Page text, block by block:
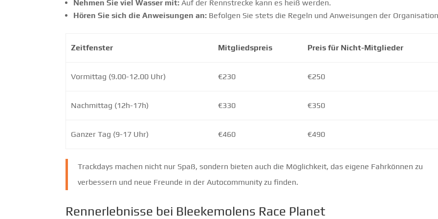
Nehmen Sie viel Wasser mit: Auf der Rennstrecke kann es heiß werden.
Hören Sie sich die Anweisungen an: Befolgen Sie stets die Regeln und Anweisungen der
Zeitfenster Mitgliedspreis Preis für Nicht-Mitglieder
Vormittag (9.00-12.00 Uhr) €230 €250
Nachmittag (12h-17h) €330 €350
Ganzer Tag (9-17 Uhr) €460 €490
Trackdays machen nicht nur Spaß, sondern bieten auch die Möglichkeit, das eigene Fahrkönnen zu
verbessern und neue Freunde in der Autocommunity zu finden.
Rennerlebnisse bei Bleekemolens Race Planet